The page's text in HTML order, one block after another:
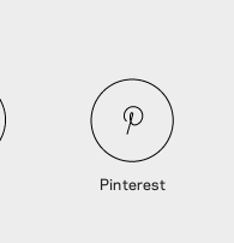
Pinterest